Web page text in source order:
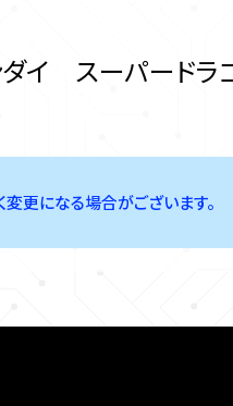
イ スーパードラ
更になる場合がございます。